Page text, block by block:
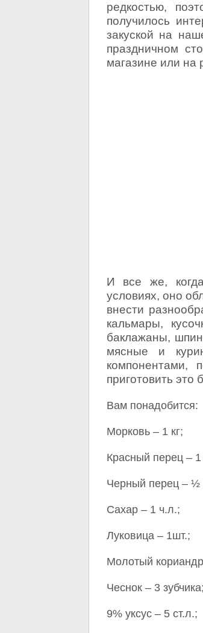
редкостью,
получилось
закуской на
праздничном
магазине или на
И все же,
условиях, оно
внести
кальмары,
баклажаны,
мясные и
компонентами,
приготовить это
Вам понадобится:
Морковь – 1 кг;
Красный перец – 1
Черный перец – ½
Сахар – 1 ч.л.;
Луковица – 1шт.;
Молотый
Чеснок – 3 зубчика;
9% уксус – 5 ст.л.;